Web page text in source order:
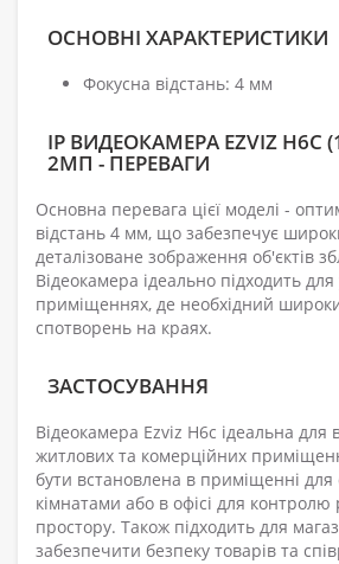
ОСНОВНІ ХАРАКТЕРИСТИКИ
Фокусна відстань: 4 мм
IP ВИДЕОКАМЕРА EZVIZ H6C
2МП - ПЕРЕВАГИ
Основна перевага цієї моделі -
відстань 4 мм, що забезпечує
деталізоване зображення об'єктів
Відеокамера ідеально підходить
приміщеннях, де необхідний
спотворень на краях.
ЗАСТОСУВАННЯ
Відеокамера Ezviz H6c ідеальна для
житлових та комерційних
бути встановлена в приміщенні
кімнатами або в офісі для контролю
простору. Також підходить для
забезпечити безпеку товарів та